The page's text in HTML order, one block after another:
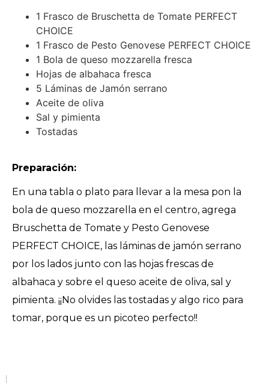
1 Frasco de Bruschetta de Tomate PERFECT
CHOICE
1 Frasco de Pesto Genovese PERFECT CHOICE
1 Bola de queso mozzarella fresca
Hojas de albahaca fresca
5 Láminas de Jamón serrano
Aceite de oliva
Sal y pimienta
Tostadas
Preparación:
En una tabla o plato para llevar a la mesa pon la
bola de queso mozzarella en el centro, agrega
Bruschetta de Tomate y Pesto Genovese
PERFECT CHOICE, las láminas de jamón serrano
por los lados junto con las hojas frescas de
albahaca y sobre el queso aceite de oliva, sal y
pimienta. ¡¡No olvides las tostadas y algo rico para
tomar, porque es un picoteo perfecto!!